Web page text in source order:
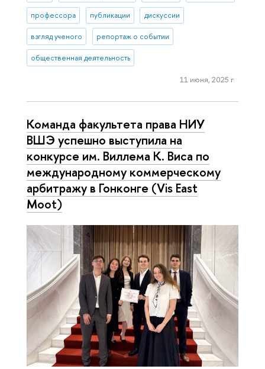
профессора публикации дискуссии
взгляд ученого репортаж о событии
общественная деятельность
11 июня, 2025 г.
Команда факультета права НИУ
ВШЭ успешно выступила на
конкурсе им. Виллема К. Виса по
международному коммерческому
арбитражу в Гонконге (Vis East
Moot)